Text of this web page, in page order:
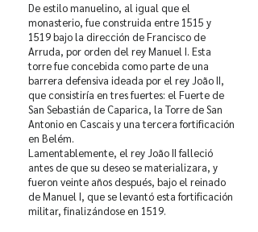
De estilo manuelino, al igual que el
monasterio, fue construida entre 1515 y
1519 bajo la dirección de Francisco de
Arruda, por orden del rey Manuel I. Esta
torre fue concebida como parte de una
barrera defensiva ideada por el rey João II,
que consistiría en tres fuertes: el Fuerte de
San Sebastián de Caparica, la Torre de San
Antonio en Cascais y una tercera fortificación
en Belém.
Lamentablemente, el rey João II falleció
antes de que su deseo se materializara, y
fueron veinte años después, bajo el reinado
de Manuel I, que se levantó esta fortificación
militar, finalizándose en 1519.